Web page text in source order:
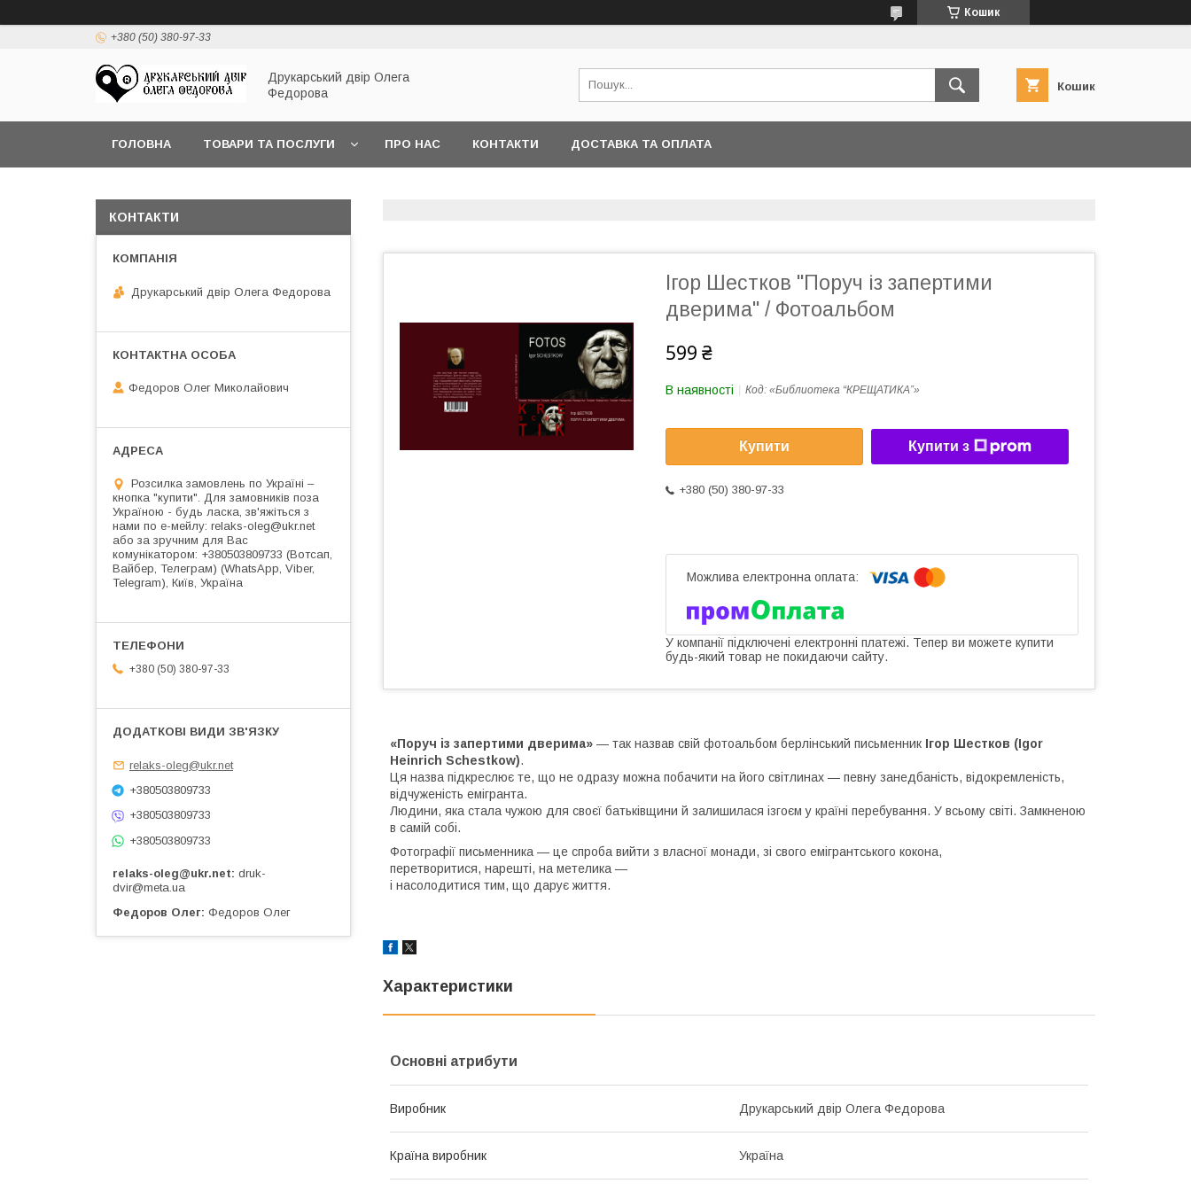
Кошик
+380 (50) 380-97-33
Друкарський двір Олега
Федорова
Кошик
ГОЛОВНА ТОВАРИ ТА ПОСЛУГИ ПРО НАС КОНТАКТИ ДОСТАВКА ТА ОПЛАТА
Ігор Шестков "Поруч із запертими
дверима" / Фотоальбом
599 ₴
В наявності Код: «Библиотека “КРЕЩАТИКА”»
Купити Купити з
+380 (50) 380-97-33
У компанії підключені електронні платежі. Тепер ви можете купити
будь-який товар не покидаючи сайту.
«Поруч із запертими дверима» — так назвав свій фотоальбом берлінський письменник Ігор Шестков (Igor
Heinrich Schestkow).
Ця назва підкреслює те, що не одразу можна побачити на його світлинах — певну занедбаність, відокремленість,
відчуженість емігранта.
Людини, яка стала чужою для своєї батьківщини й залишилася ізгоєм у країні перебування. У всьому світі. Замкненою
в самій собі.
Фотографії письменника — це спроба вийти з власної монади, зі свого емігрантського кокона,
перетворитися, нарешті, на метелика —
і насолодитися тим, що дарує життя.
Характеристики
Основні атрибути
Виробник Друкарський двір Олега Федорова
Країна виробник Україна
КОНТАКТИ
Друкарський двір Олега Федорова
Федоров Олег Миколайович
Розсилка замовлень по Україні –
кнопка "купити". Для замовників поза
Україною - будь ласка, зв'яжіться з
нами по е-мейлу: relaks-oleg@ukr.net
або за зручним для Вас
комунікатором: +380503809733 (Вотсап,
Вайбер, Телеграм) (WhatsApp, Viber,
Telegram), Київ, Україна
+380 (50) 380-97-33
relaks-oleg@ukr.net
+380503809733
+380503809733
+380503809733
relaks-oleg@ukr.net druk-
dvir@meta.ua
Федоров Олег Федоров Олег